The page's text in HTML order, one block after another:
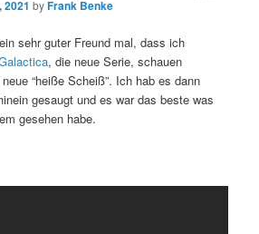
2021 byFrank Benke
sehr guter Freund mal, dass ich
, die neue Serie, schauen
“heiße Scheiß”. Ich hab es dann
gesaugt und es war das beste was
gesehen habe.